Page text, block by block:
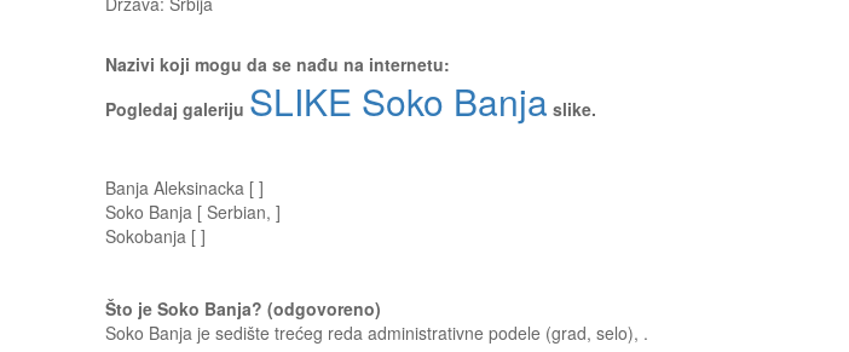
Nazivi koji mogu da se nađu na internetu:
Pogledaj galeriju SLIKE Soko Banja slike.
Banja Aleksinacka [ ]
Soko Banja [ Serbian, ]
Sokobanja [ ]
Što je Soko Banja? (odgovoreno)
Soko Banja je sedište trećeg reda administrativne podele (grad, selo), .